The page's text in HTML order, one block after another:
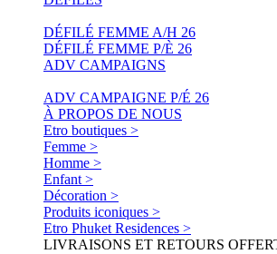
DÉFILÉ FEMME A/H 26
DÉFILÉ FEMME P/È 26
ADV CAMPAIGNS
ADV CAMPAIGNE P/É 26
À PROPOS DE NOUS
Etro boutiques >
Femme >
Homme >
Enfant >
Décoration >
Produits iconiques >
Etro Phuket Residences >
LIVRAISONS ET RETOURS